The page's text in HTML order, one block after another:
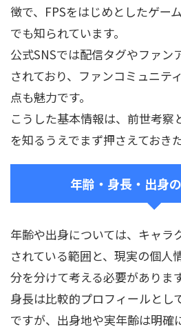
徴で、FPSをはじめとしたゲー
でも知られています。
公式SNSでは配信タグやファン
されており、ファンコミュニテ
点も魅力です。
こうした基本情報は、前世考察
を知るうえでまず押さえておき
年齢・身長・出身
年齢や出身については、キャラ
されている範囲と、現実の個人
分を分けて考える必要があります
身長は比較的プロフィールとし
ですが、出身地や実年齢は明確